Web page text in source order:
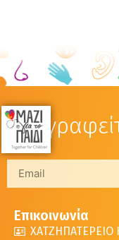
Επικοινωνία
ΧΑΤΖΗΠΑΤΕΡΕΙΟ